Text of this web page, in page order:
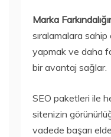
Marka
sıralamalara sahip
yapmak ve daha
bir avantaj sağlar.
SEO paketleri ile
sitenizin
vadede başarı